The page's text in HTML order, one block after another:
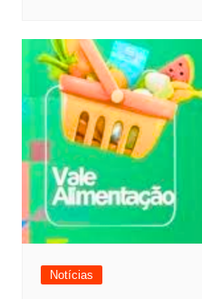
Notícias